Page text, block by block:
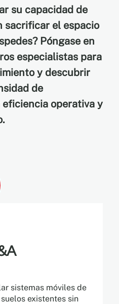
su capacidad de
sacrificar el espacio
Póngase en
especialistas para
y descubrir
de
operativa y
sistemas móviles de
existentes sin